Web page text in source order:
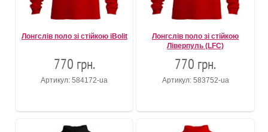
Лонгслів поло зі стійкою iBolit
770 грн.
Артикул: 584172-ua
Лонгслів поло зі стійкою
Ліверпуль (LFC)
770 грн.
Артикул: 583752-ua